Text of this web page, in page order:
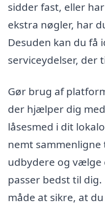
sidder fast, eller
ekstra nøgler, har
Desuden kan du få
serviceydelser, der
Gør brug af
der hjælper dig
låsesmed i dit
nemt
udbydere og vælge
passer bedst til
måde at sikre, at